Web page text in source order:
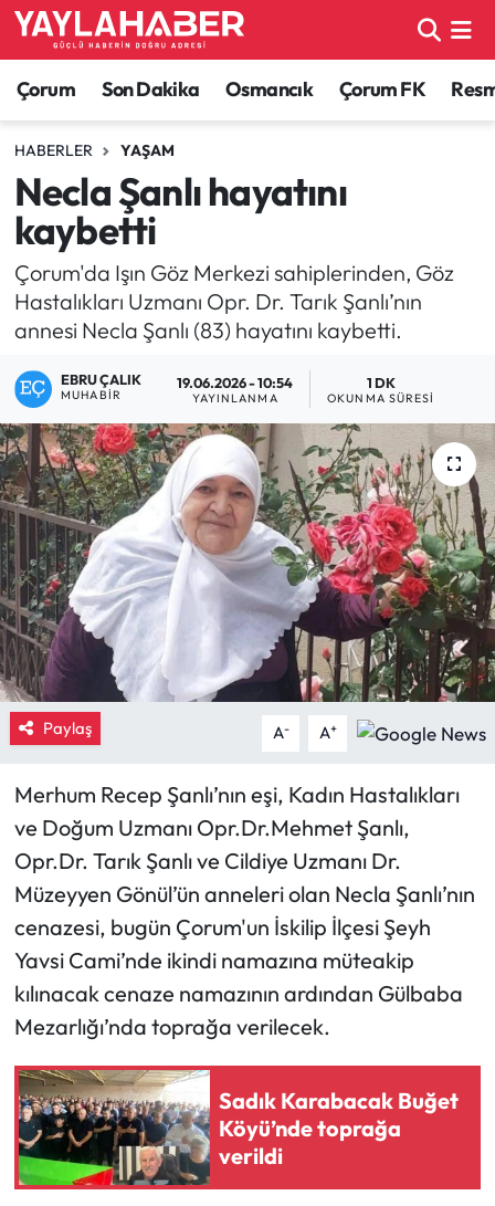
Çorum Son Dakika Osmancık Çorum FK
HABERLER YAŞAM
Necla Şanlı hayatını
kaybetti
Çorum'da Işın Göz Merkezi sahiplerinden, Göz
Hastalıkları Uzmanı Opr. Dr. Tarık Şanlı’nın
annesi Necla Şanlı (83) hayatını kaybetti.
EBRU ÇALIK
MUHABIR
19.06.2026 - 10:54
YAYINLANMA
1 DK
OKUNMA SÜRESI
Paylaş A- A+
Merhum Recep Şanlı’nın eşi, Kadın Hastalıkları
ve Doğum Uzmanı Opr.Dr.Mehmet Şanlı,
Opr.Dr. Tarık Şanlı ve Cildiye Uzmanı Dr.
Müzeyyen Gönül’ün anneleri olan Necla Şanlı’nın
cenazesi, bugün Çorum'un İskilip İlçesi Şeyh
Yavsi Cami’nde ikindi namazına müteakip
kılınacak cenaze namazının ardından Gülbaba
Mezarlığı’nda toprağa verilecek.
Sadık Karabacak Buğet
Köyü’nde toprağa
verildi
Alaca Haberleri
Bayat Haberleri
Bilgi - Keşfet Haberleri
Bilim ve Teknoloji
Boğazkale Haberleri
Çorum Son Dakika Haberleri
Dodurga Haberleri
Eğitim
Ekonomi
Güncel
İskilip Haberleri
Kimdir?
Kültür Sanat
Laçin Haberleri
Magazin
Mecitözü Haberleri
Oğuzlar Haberleri
Ortaköy Haberleri
Çorum Nöbetçi Eczaneler
Çorum Hava Durumu
Çorum Namaz Vakitleri
Çorum Trafik Yoğunluk Haritası
TFF 1.Lig Puan Durumu ve Fikstür
Son Dakika Haberleri
Haber Arşivi